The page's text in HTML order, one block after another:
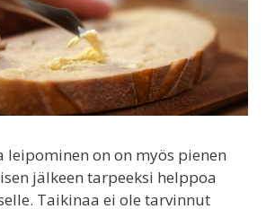
on on myös pienen
jälkeen tarpeeksi helppoa
Taikinaa ei ole tarvinnut